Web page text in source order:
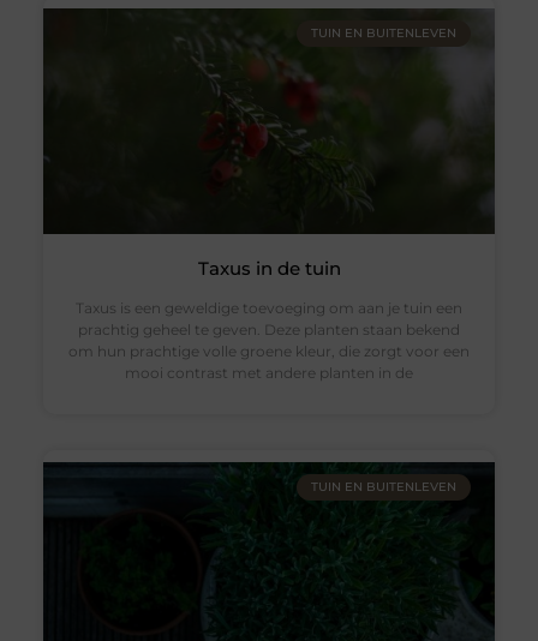
TUIN EN BUITENLEVEN
Taxus in de tuin
Taxus is een geweldige toevoeging om aan je tuin een
prachtig geheel te geven. Deze planten staan bekend
om hun prachtige volle groene kleur, die zorgt voor een
mooi contrast met andere planten in de
TUIN EN BUITENLEVEN